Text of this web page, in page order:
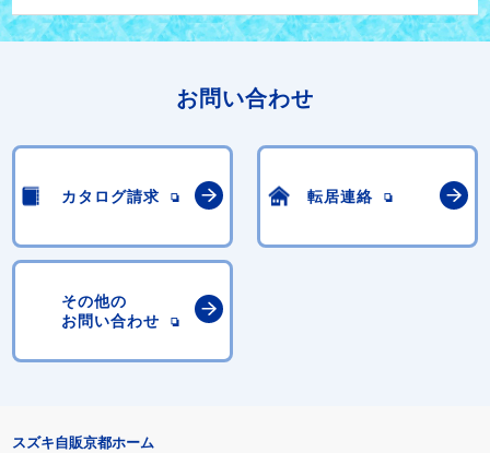
お問い合わせ
カタログ請求 転居連絡
その他の
お問い合わせ
スズキ自販京都ホーム